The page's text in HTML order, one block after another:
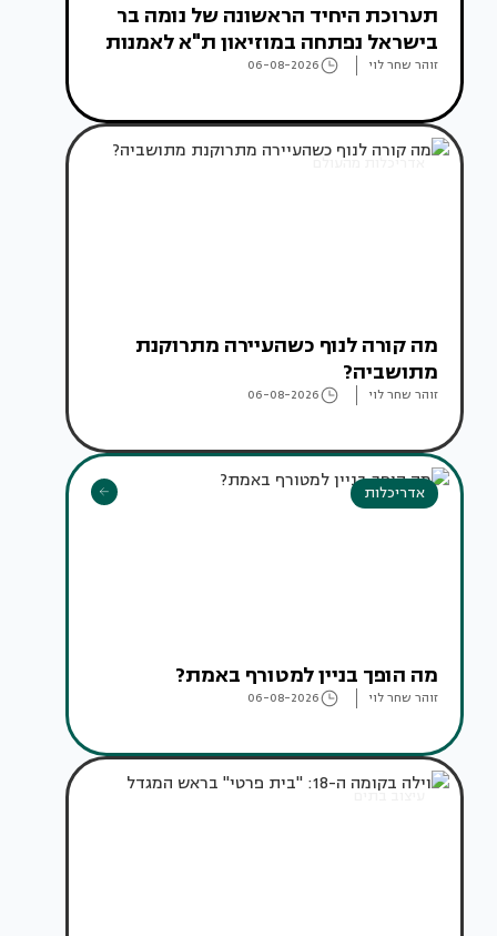
תערוכת היחיד הראשונה של נומה בר
בישראל נפתחה במוזיאון ת"א לאמנות
זוהר שחר לוי 06-08-2026
אדריכלות מהעולם
מה קורה לנוף כשהעיירה מתרוקנת
מתושביה?
זוהר שחר לוי 06-08-2026
אדריכלות
מה הופך בניין למטורף באמת?
זוהר שחר לוי 06-08-2026
עיצוב בתים